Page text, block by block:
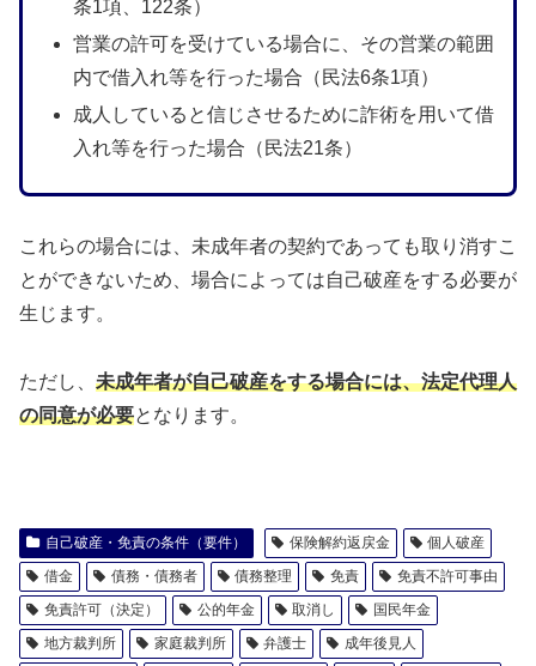
条1項、122条）
営業の許可を受けている場合に、その営業の範囲
内で借入れ等を行った場合（民法6条1項）
成人していると信じさせるために詐術を用いて借
入れ等を行った場合（民法21条）
これらの場合には、未成年者の契約であっても取り消すこ
とができないため、場合によっては自己破産をする必要が
生じます。
ただし、 未成年者が自己破産をする場合には、法定代理人
の同意が必要となります。
自己破産・免責の条件（要件） 保険解約返戻金
個人破産
借金
債務・債務者 債務整理 免責
免責不許可事由
免責許可（決定）
公的年金 取消し
国民年金
地方裁判所
家庭裁判所 弁護士
成年後見人